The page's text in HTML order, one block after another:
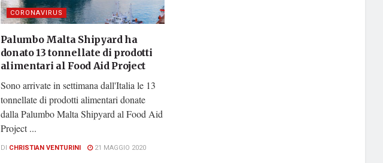
CORONAVIRUS
Palumbo Malta Shipyard ha
donato 13 tonnellate di prodotti
alimentari al Food Aid Project
Sono arrivate in settimana dall'Italia le 13
tonnellate di prodotti alimentari donate
dalla Palumbo Malta Shipyard al Food Aid
Project ...
DI CHRISTIAN VENTURINI 21 MAGGIO 2020